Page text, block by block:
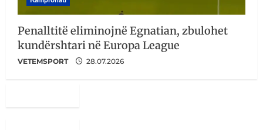
Penalltitë eliminojnë Egnatian, zbulohet
kundërshtari në Europa League
VETEMSPORT 28.07.2026